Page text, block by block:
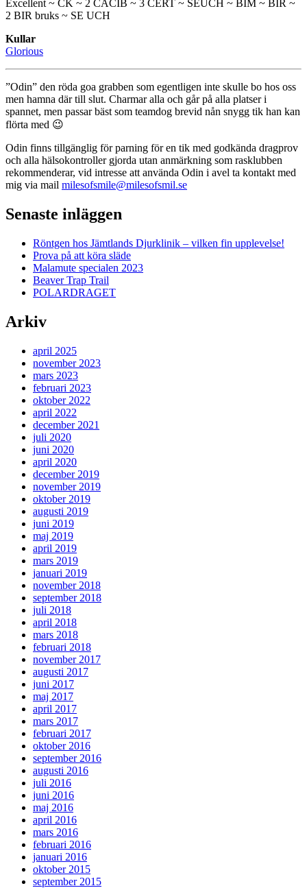
Excellent ~ CK ~ 2 CACIB ~ 3 CERT ~ SEUCH ~ BIM ~ BIR ~
2 BIR bruks ~ SE UCH
Kullar
Glorious
”Odin” den röda goa grabben som egentligen inte skulle bo hos oss
men hamna där till slut. Charmar alla och går på alla platser i
spannet, men passar bäst som teamdog brevid nån snygg tik han kan
flörta med 😉
Odin finns tillgänglig för parning för en tik med godkända dragprov
och alla hälsokontroller gjorda utan anmärkning som rasklubben
rekommenderar, vid intresse att använda Odin i avel ta kontakt med
mig via mail milesofsmile@milesofsmil.se
Senaste inläggen
Röntgen hos Jämtlands Djurklinik – vilken fin upplevelse!
Prova på att köra släde
Malamute specialen 2023
Beaver Trap Trail
POLARDRAGET
Arkiv
april 2025
november 2023
mars 2023
februari 2023
oktober 2022
april 2022
december 2021
juli 2020
juni 2020
april 2020
december 2019
november 2019
oktober 2019
augusti 2019
juni 2019
maj 2019
april 2019
mars 2019
januari 2019
november 2018
september 2018
juli 2018
april 2018
mars 2018
februari 2018
november 2017
augusti 2017
juni 2017
maj 2017
april 2017
mars 2017
februari 2017
oktober 2016
september 2016
augusti 2016
juli 2016
juni 2016
maj 2016
april 2016
mars 2016
februari 2016
januari 2016
oktober 2015
september 2015